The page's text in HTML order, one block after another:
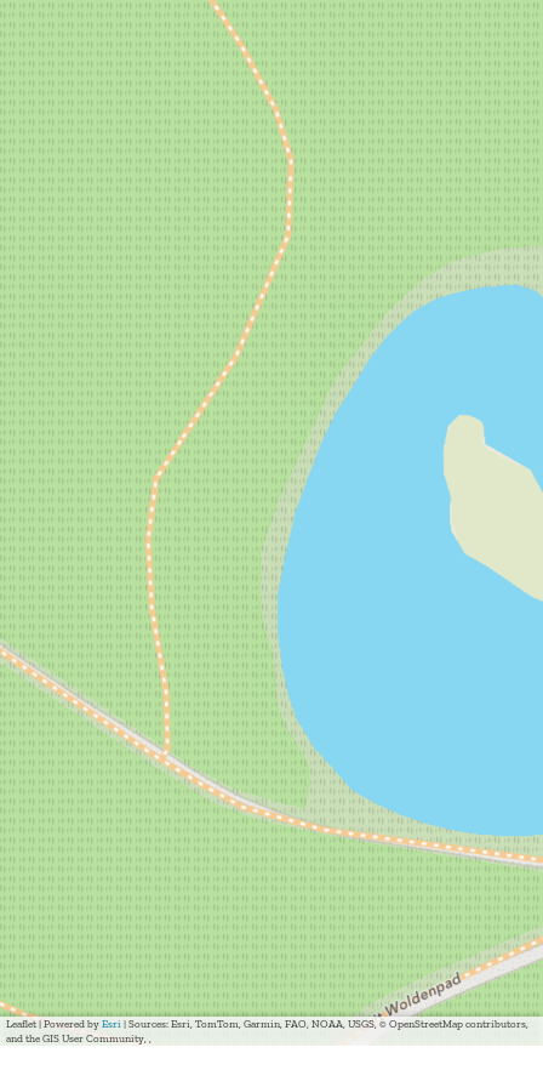
Leaflet| Powered by Esri | Sources: Esri, TomTom, Garmin, FAO, NOAA, USGS, © OpenStreetMap contributors,
and the GIS User Community, ,